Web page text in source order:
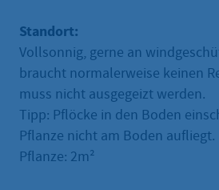
Standort:
Vollsonnig, gerne an
braucht normalerweise keinen
muss nicht ausgegeizt werden.
Tipp: Pflöcke in den Boden
Pflanze nicht am Boden
Pflanze: 2m²